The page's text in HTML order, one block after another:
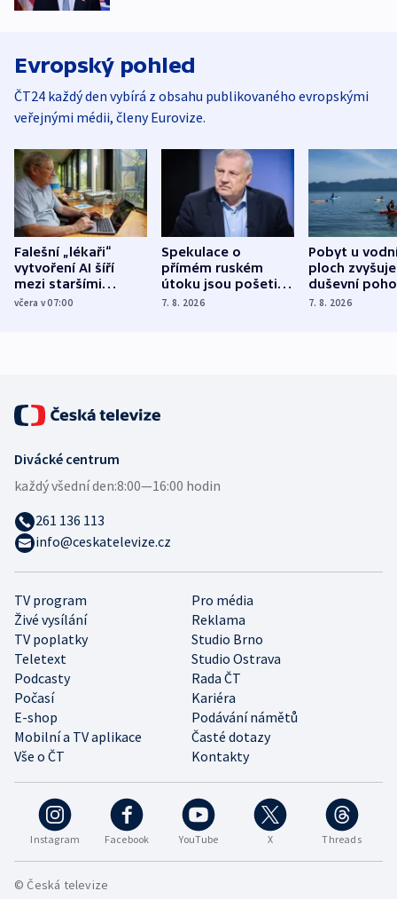
Evropský pohled
ČT24 každý den vybírá z obsahu publikovaného evropskými
veřejnými médii, členy Eurovize.
Falešní „lékaři“
vytvoření AI šíří
mezi staršími
Poláky nebezpečné
včera v 07:00
Spekulace o
přímém ruském
útoku jsou pošetilé,
míní estonský
7. 8. 2026
Pobyt u
ploch zvyšuje
duševní
ukázala
7. 8. 2026
Instagram Facebook YouTube X Threads
TV program
Pro média
Živé vysílání
Reklama
TV poplatky
Studio Brno
Teletext
Studio Ostrava
Podcasty
Rada ČT
Počasí
Kariéra
E-shop
Podávání námětů
Mobilní a TV aplikace
Časté dotazy
Vše o ČT
Kontakty
Divácké centrum
každý všední den:8:00—16:00 hodin
261 136 113
info@ceskatelevize.cz
© Česká televize